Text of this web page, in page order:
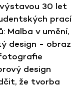
30 let
prací
Malba v umění,
design - obraz
design
že tvorba